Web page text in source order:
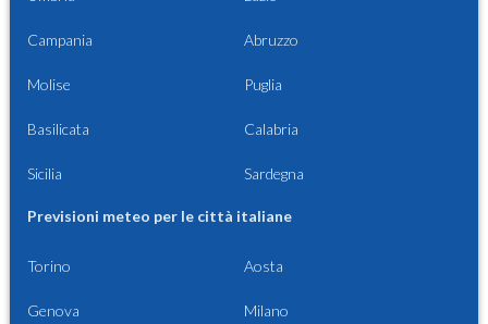
Campania Abruzzo
Molise Puglia
Basilicata Calabria
Sicilia Sardegna
Previsioni meteo per le città italiane
Torino Aosta
Genova Milano